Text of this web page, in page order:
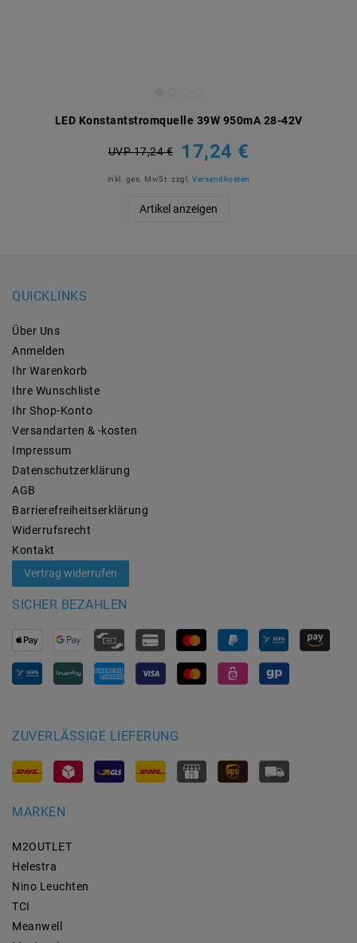
LED Konstantstromquelle 39W 950mA 28-42V
UVP 17,24 € 17,24 €
inkl. ges. MwSt. zzgl. Versandkosten
Artikel anzeigen
QUICKLINKS
Über Uns
Anmelden
Ihr Warenkorb
Ihre Wunschliste
Ihr Shop-Konto
Versandarten & -kosten
Impressum
Daten­schutz­erklärung
AGB
Barrierefreiheitserklärung
Widerrufs­recht
Kontakt
Vertrag widerrufen
SICHER BEZAHLEN
ZUVERLÄSSIGE LIEFERUNG
MARKEN
M2OUTLET
Helestra
Nino Leuchten
TCI
Meanwell